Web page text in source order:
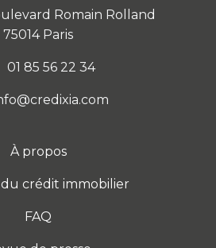
Romain Rolland
75014 Paris
01 85 56 22 34
À propos
crédit immobilier
FAQ